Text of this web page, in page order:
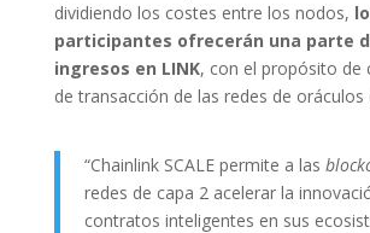
dividiendo los costes entre los nodos,
participantes ofrecerán una parte
ingresos en LINK, con el propósito de
de transacción de las redes de oráculos
“Chainlink SCALE permite a las
redes de capa 2 acelerar la
contratos inteligentes en sus